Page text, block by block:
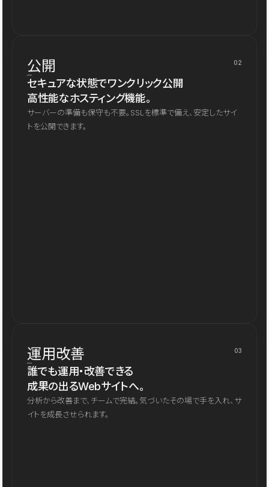
公開 02
セキュアな状態でワンクリック公開
高性能なホスティング機能。
サーバーの準備も保守も不要。SSLを標準で備え、安定したサイ
トを公開できます。
運用改善 03
誰でも運用・改善できる
成果の出るWebサイトへ。
分析から改善まで、チームで完結。気づいたその場で手を入れ、サ
イトを成長させられます。